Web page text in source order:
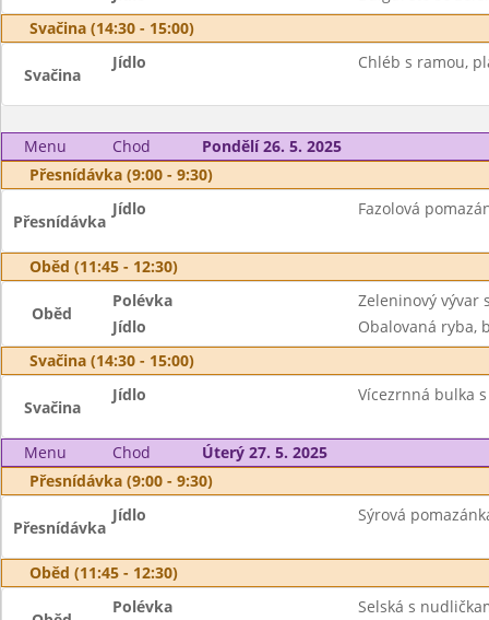
Svačina (14:30 - 15:00)
Svačina
Jídlo Chléb s ramou,
Menu Chod
Pondělí 26. 5. 2025
Přesnídávka (9:00 - 9:30)
Přesnídávka
Jídlo Fazolová
Oběd (11:45 - 12:30)
Oběd
Polévka
Zeleninový vývar
Jídlo
Obalovaná ryba,
Svačina (14:30 - 15:00)
Svačina
Jídlo Vícezrnná bulka
Menu Chod
Úterý 27. 5. 2025
Přesnídávka (9:00 - 9:30)
Přesnídávka
Jídlo Sýrová
Oběd (11:45 - 12:30)
Polévka
Selská s